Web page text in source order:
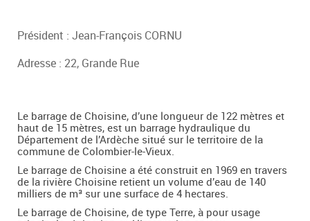
Président : Jean-François CORNU
Adresse : 22, Grande Rue
Le barrage de Choisine, d’une longueur de 122 mètres et
haut de 15 mètres, est un barrage hydraulique du
Département de l’Ardèche situé sur le territoire de la
commune de Colombier-le-Vieux.
Le barrage de Choisine a été construit en 1969 en travers
de la rivière Choisine retient un volume d’eau de 140
milliers de m³ sur une surface de 4 hectares.
Le barrage de Choisine, de type Terre, à pour usage